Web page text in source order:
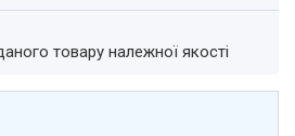
товару належної якості